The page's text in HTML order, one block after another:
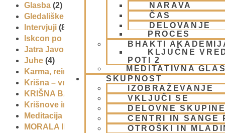
NARAVA
ČAS
DELOVANJE
PROCES
BHAKTI
KLJUČNE
POTI 2
MEDITATIVNA
SKUPNOST
IZOBRAŽEVANJE
VKLJUČI SE
DELOVNE
CENTRI IN SANGE
OTROŠKI IN
Glasba (2)
Gledališke igre
Intervjuji (8)
Iskcon po svetu
Jatra Javornik 2008
Juhe (4)
Karma, reinkarnacija in bhakti(8)
Krišna – vrhovna božanska oseba(7)
KRIŠNA BAZAR
Krišnove inkarnacije
(11)
Meditacija
MORALA IN ETIKA
(5)